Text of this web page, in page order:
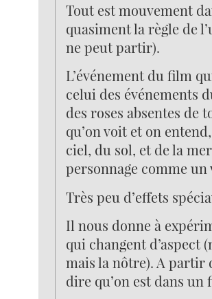
Tout est mouvement
quasiment la règle de
ne peut partir).
L’événement du film
celui des événements
des roses absentes de
qu’on voit et on
ciel, du sol, et de la
personnage comme
Très peu d’effets
Il nous donne à
qui changent d’aspect
mais la nôtre). A partir
dire qu’on est dans